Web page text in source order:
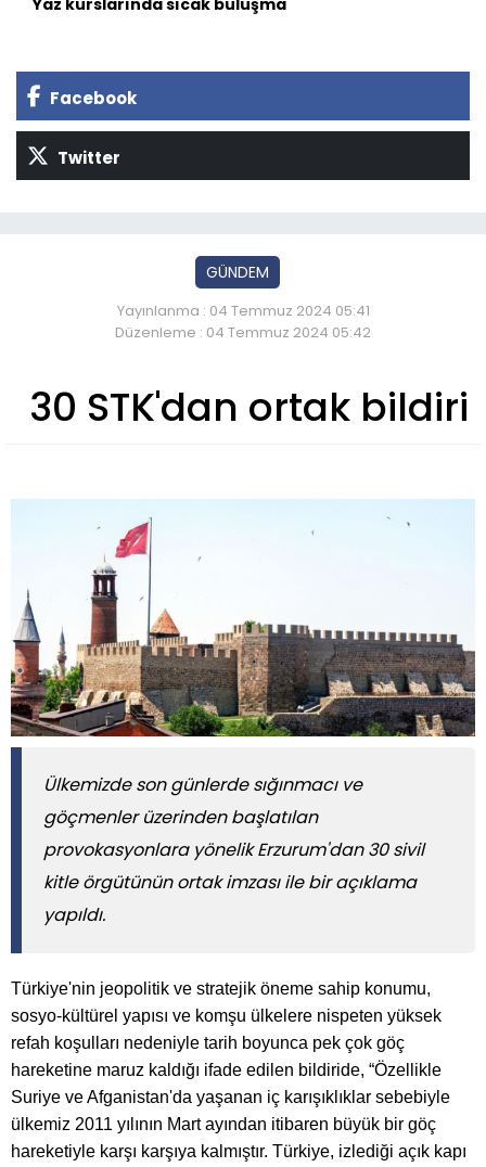
Facebook
Twitter
GÜNDEM
Yayınlanma : 04 Temmuz 2024 05:41
Düzenleme : 04 Temmuz 2024 05:42
30 STK'dan ortak bildiri
Ülkemizde son günlerde sığınmacı ve
göçmenler üzerinden başlatılan
provokasyonlara yönelik Erzurum'dan 30 sivil
kitle örgütünün ortak imzası ile bir açıklama
yapıldı.
Türkiye'nin jeopolitik ve stratejik öneme sahip konumu,
sosyo-kültürel yapısı ve komşu ülkelere nispeten yüksek
refah koşulları nedeniyle tarih boyunca pek çok göç
hareketine maruz kaldığı ifade edilen bildiride, “Özellikle
Suriye ve Afganistan'da yaşanan iç karışıklıklar sebebiyle
ülkemiz 2011 yılının Mart ayından itibaren büyük bir göç
hareketiyle karşı karşıya kalmıştır. Türkiye, izlediği açık kapı